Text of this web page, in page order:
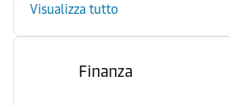
Visualizza tutto
Finanza